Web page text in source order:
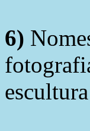
6)